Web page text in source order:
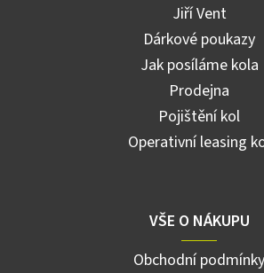
Jiří Vent
Dárkové poukazy
Jak posíláme kola
Prodejna
Pojištění kol
Operativní leasing
VŠE O NÁKUPU
Obchodní podmínky